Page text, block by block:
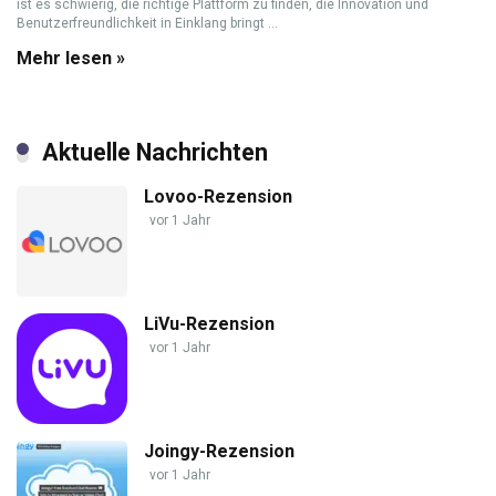
ist es schwierig, die richtige Plattform zu finden, die Innovation und
Benutzerfreundlichkeit in Einklang bringt ...
Mehr lesen »
Aktuelle Nachrichten
Lovoo-Rezension
vor 1 Jahr
LiVu-Rezension
vor 1 Jahr
Joingy-Rezension
vor 1 Jahr